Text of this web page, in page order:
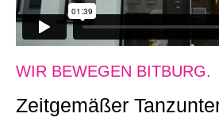
WIR BEWEGEN BITBURG.
Zeitgemäßer